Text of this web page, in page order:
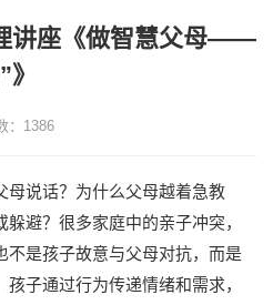
讲座《做智慧父母——
1386
母说话？为什么父母越着急教
避？很多家庭中的亲子冲突，
不是孩子故意与父母对抗，而是
子通过行为传递情绪和需求，